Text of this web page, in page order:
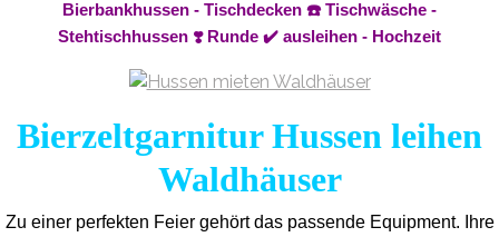
Bierbankhussen - Tischdecken ☎️ Tischwäsche -
Stehtischhussen ❣️ Runde ✔️ ausleihen - Hochzeit
Bierzeltgarnitur Hussen leihen
Waldhäuser
Zu einer perfekten Feier gehört das passende Equipment.
Ihre